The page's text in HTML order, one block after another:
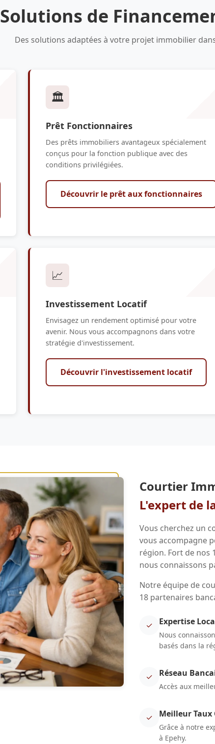
de
Des solutions adaptées à votre projet immobilier
🏛️
Prêt Fonctionnaires
Des prêts immobiliers avantageux spécialement
conçus pour la fonction publique avec des
conditions privilégiées.
Découvrir le prêt aux fonctionnaires
📈
Investissement Locatif
Envisagez un rendement optimisé pour votre
avenir. Nous vous accompagnons dans votre
stratégie d'investissement.
Découvrir l'investissement locatif
Courtier
L'expert de
Vous cherchez un
vous accompagne
région. Fort de nos
nous connaissons
Notre équipe de
18 partenaires
✓ Expertise
Nous
basés dans la
✓ Réseau
Accès aux
✓ Meilleur Taux
Grâce à notre
à Epehy.